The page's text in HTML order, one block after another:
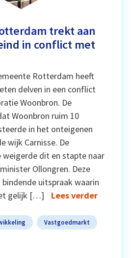
trekt aan
in conflict met
Rotterdam heeft
delven in een conflict
Woonbron. De
Woonbron ruim 10
in het onteigenen
wijk Carnisse. De
dit en stapte naar
Ollongren. Deze
uitspraak waarin
gelijk […]
Lees verder
Vastgoedmarkt